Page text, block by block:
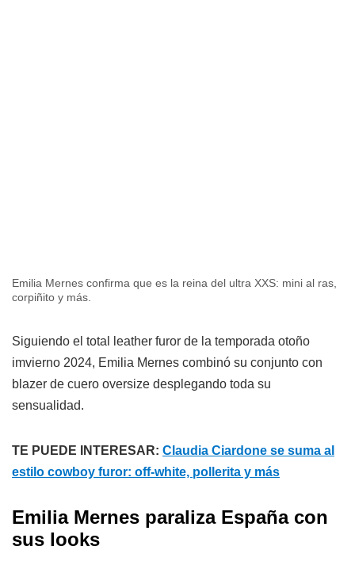
Emilia Mernes confirma que es la reina del ultra XXS: mini al ras,
corpiñito y más.
Siguiendo el total leather furor de la temporada otoño
imvierno 2024, Emilia Mernes combinó su conjunto con
blazer de cuero oversize desplegando toda su
sensualidad.
TE PUEDE INTERESAR: Claudia Ciardone se suma al
estilo cowboy furor: off-white, pollerita y más
Emilia Mernes paraliza España con
sus looks